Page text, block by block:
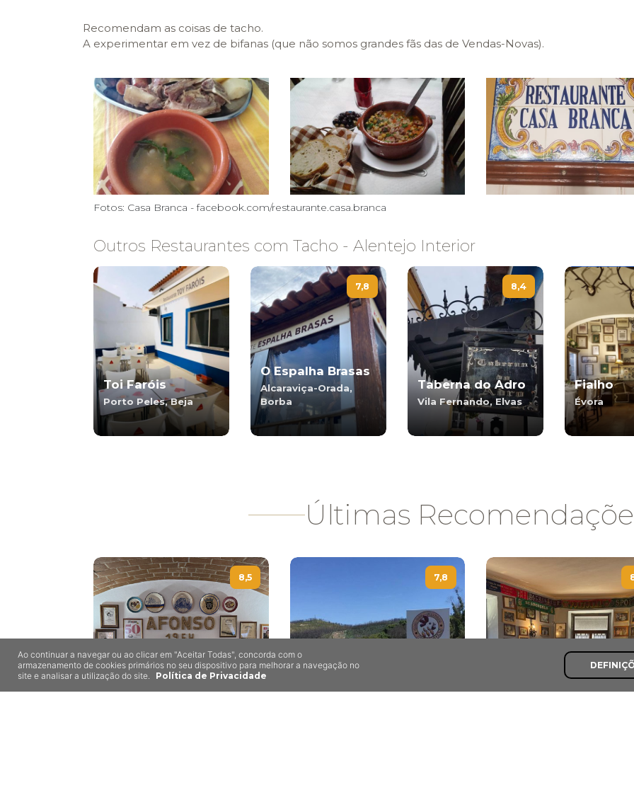
Recomendam as coisas de tacho.
A experimentar em vez de bifanas (que não somos grandes fãs das de Vendas-Novas).
Fotos: Casa Branca - facebook.com/restaurante.casa.branca
Outros Restaurantes com Tacho - Alentejo Interior
Toi Faróis
Porto Peles, Beja
7,8
O Espalha Brasas
Alcaraviça-Orada,
Borba
8,4
Taberna do Adro
Vila Fernando, Elvas
Fialho
Évora
Últimas
8,5 7,8
Ao continuar a navegar ou ao clicar em "Aceitar Todas", concorda com o
armazenamento de cookies primários no seu dispositivo para melhorar a navegação no
site e analisar a utilização do site.
Política de Privacidade